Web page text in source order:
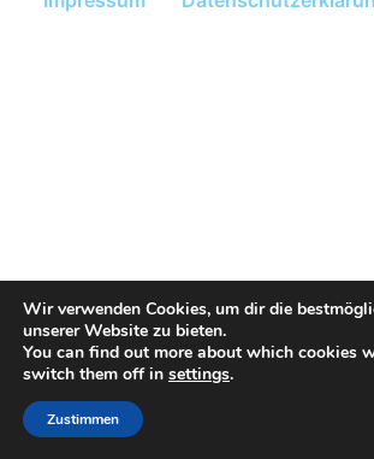
Wir verwenden Cookies, um dir die
unserer Website zu bieten.
You can find out more about which cookies
switch them off in settings.
Zustimmen